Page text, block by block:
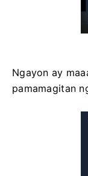
Ngayon ay
pamamagitan